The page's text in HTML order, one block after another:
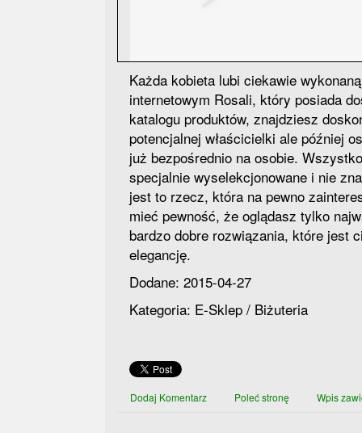
Każda kobieta lubi ciekawie
internetowym Rosali, który posiada
katalogu produktów, znajdziesz
potencjalnej właścicielki ale później
już bezpośrednio na osobie.
specjalnie wyselekcjonowane i nie
jest to rzecz, która na pewno
mieć pewność, że oglądasz tylko
bardzo dobre rozwiązania, które jest
elegancję.
Dodane: 2015-04-27
Kategoria: E-Sklep / Biżuteria
Dodaj Komentarz Poleć stronę Wpis